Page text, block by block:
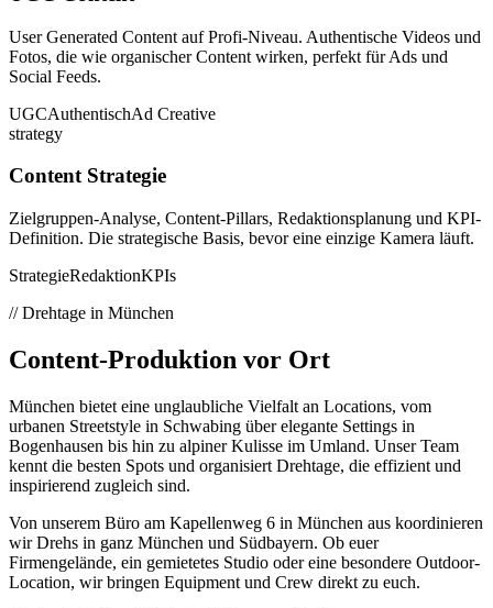
User Generated Content auf Profi-Niveau. Authentische Videos und
Fotos, die wie organischer Content wirken, perfekt für Ads und
Social Feeds.
UGCAuthentischAd Creative
strategy
Content Strategie
Zielgruppen-Analyse, Content-Pillars, Redaktionsplanung und KPI-
Definition. Die strategische Basis, bevor eine einzige Kamera läuft.
StrategieRedaktionKPIs
// Drehtage in München
Content-Produktion vor Ort
München bietet eine unglaubliche Vielfalt an Locations, vom
urbanen Streetstyle in Schwabing über elegante Settings in
Bogenhausen bis hin zu alpiner Kulisse im Umland. Unser Team
kennt die besten Spots und organisiert Drehtage, die effizient und
inspirierend zugleich sind.
Von unserem Büro am Kapellenweg 6 in München aus koordinieren
wir Drehs in ganz München und Südbayern. Ob euer
Firmengelände, ein gemietetes Studio oder eine besondere Outdoor-
Location, wir bringen Equipment und Crew direkt zu euch.